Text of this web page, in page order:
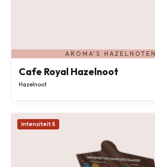
AROMA'S HAZELNOTEN
Cafe Royal Hazelnoot
Hazelnoot
Intensiteit 5